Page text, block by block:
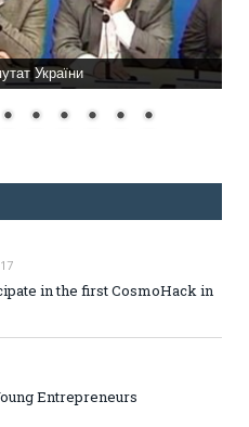
України
in the first CosmoHack in
Entrepreneurs